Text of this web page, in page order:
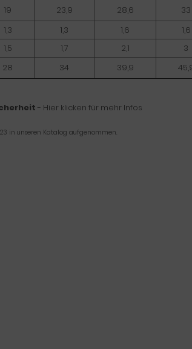
19 23,9 28,6 33
1,3 1,3 1,6 1,6
1,5 1,7 2,1 3
28 34 39,9
- Hier klicken für mehr Infos
in unseren Katalog aufgenommen.